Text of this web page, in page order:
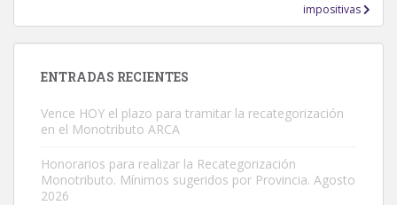
impositivas
ENTRADAS RECIENTES
Vence HOY el plazo para tramitar la recategorización
en el Monotributo ARCA
Honorarios para realizar la Recategorización
Monotributo. Mínimos sugeridos por Provincia. Agosto
2026